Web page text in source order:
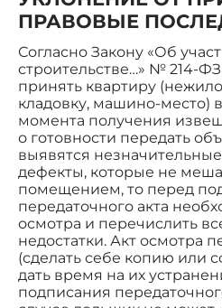
ПРАВОВЫЕ
Согласно Закону «Об
строительстве…» № 214-
принять квартиру
кладовку, машино-место)
момента получения
о готовности передать
выявятся
дефекты, которые не
помещением, то перед
передаточного акта
осмотра и перечислить
недостатки. Акт осмотра
(сделать себе копию или
дать время на их
подписания